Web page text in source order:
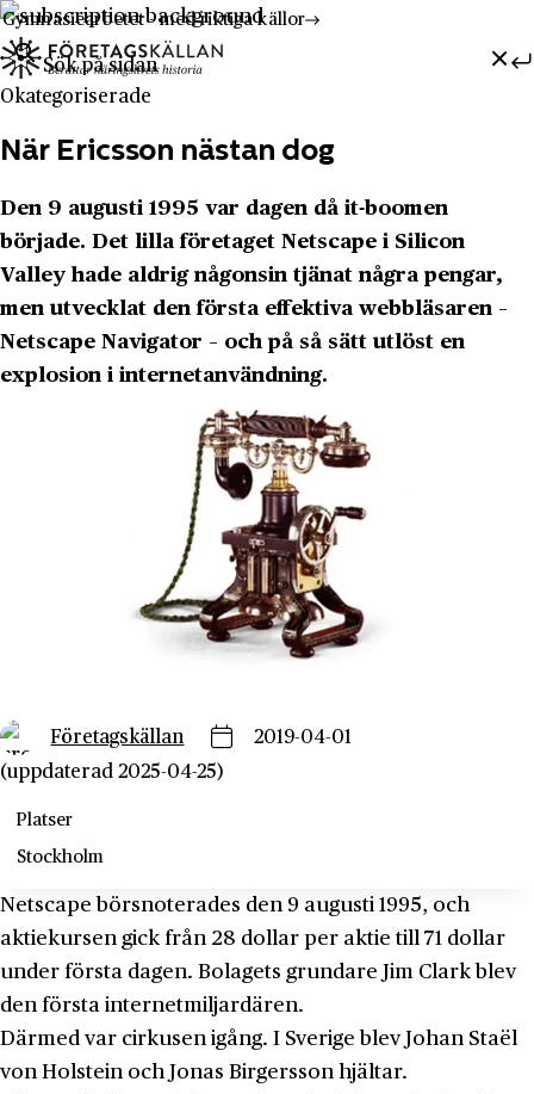
Hoppa till innehåll
Till innehåll
Gymnasiearbetet - med riktiga källor
Sök efter:
Okategoriserade
När Ericsson nästan dog
Den 9 augusti 1995 var dagen då it-boomen
började. Det lilla företaget Netscape i Silicon
Valley hade aldrig någonsin tjänat några pengar,
men utvecklat den första effektiva webbläsaren –
Netscape Navigator – och på så sätt utlöst en
explosion i internetanvändning.
Företagskällan
2019-04-01
(uppdaterad 2025-04-25)
Platser
Stockholm
Netscape börsnoterades den 9 augusti 1995, och
aktiekursen gick från 28 dollar per aktie till 71 dollar
under första dagen. Bolagets grundare Jim Clark blev
den första internetmiljardären.
Därmed var cirkusen igång. I Sverige blev Johan Staël
von Holstein och Jonas Birgersson hjältar.